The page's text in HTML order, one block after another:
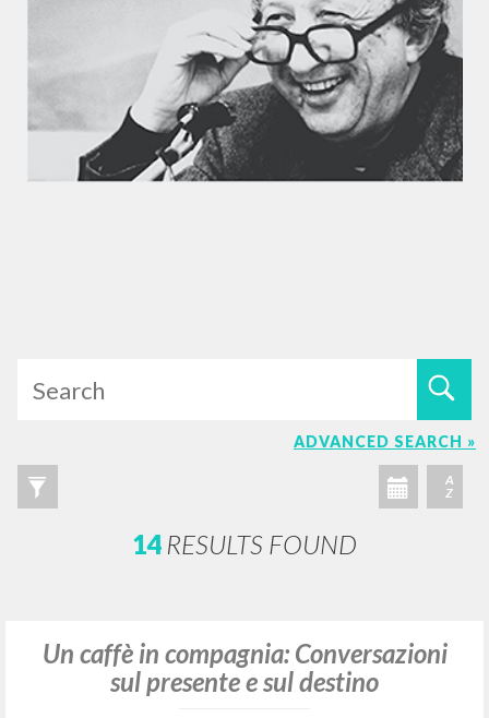
ADVANCED SEARCH »
A
Z
14 RESULTS FOUND
Un caffè in compagnia: Conversazioni
sul presente e sul destino